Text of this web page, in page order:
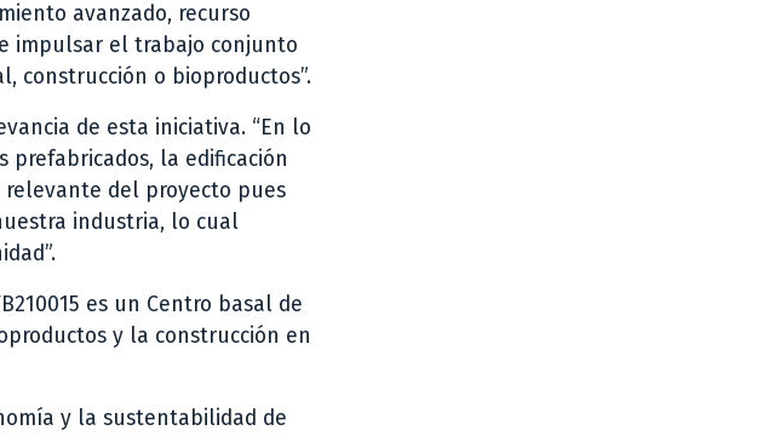
avanzado, recurso
impulsar el trabajo conjunto
construcción o bioproductos”.
de esta iniciativa. “En lo
la edificación
relevante del proyecto pues
industria, lo cual
es un Centro basal de
y la construcción en
y la sustentabilidad de